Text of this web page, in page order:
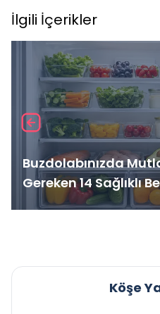
İlgili İçerikler
Buzdolabınızda
Gereken 14 Sağlıklı
Köşe